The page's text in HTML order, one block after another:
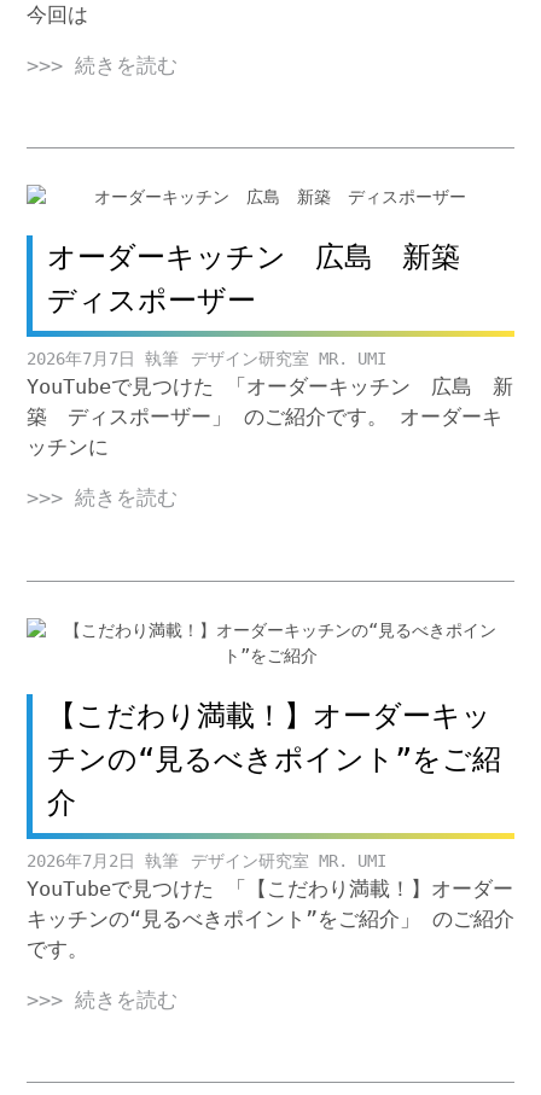
今回は
>>> 続きを読む
オーダーキッチン 広島 新築
ディスポーザー
2026年7月7日 デザイン研究室 MR. UMI
YouTubeで見つけた 「オーダーキッチン 広島 新
築 ディスポーザー」 のご紹介です。 オーダーキ
ッチンに
>>> 続きを読む
【こだわり満載！】オーダーキッ
チンの“見るべきポイント”をご紹
介
2026年7月2日 デザイン研究室 MR. UMI
YouTubeで見つけた 「【こだわり満載！】オーダー
キッチンの“見るべきポイント”をご紹介」 のご紹介
です。
>>> 続きを読む